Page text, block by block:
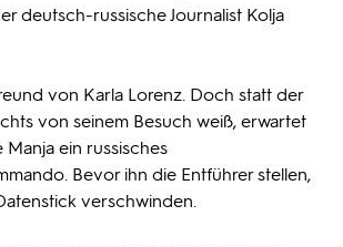
deutsch-russische Journalist Kolja
von Karla Lorenz. Doch statt der
von seinem Besuch weiß, erwartet
ein russisches
Bevor ihn die Entführer stellen,
verschwinden.